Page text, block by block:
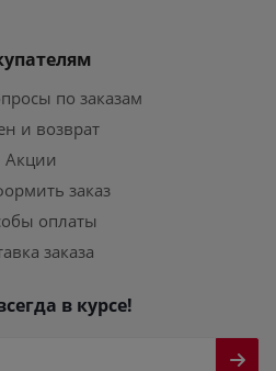
по заказам
и возврат
Акции
заказ
оплаты
заказа
в курсе!